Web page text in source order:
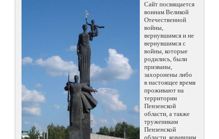
Сайт посвящается
воинам Великой
Отечественной
войны,
вернувшимся и не
вернувшимся с
войны, которые
родились, были
призваны,
захоронены либо
в настоящее время
проживают на
территории
Пензенской
области, а также
труженикам
Пензенской
области, ковавшим